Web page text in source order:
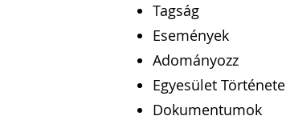
Tagság
Események
Adományozz
Egyesület Története
Dokumentumok